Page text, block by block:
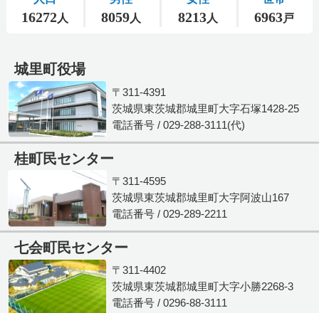
城里町役場
〒311-4391
茨城県東茨城郡城里町大字石塚1428-25
電話番号 / 029-288-3111(代)
桂町民センター
〒311-4595
茨城県東茨城郡城里町大字阿波山167
電話番号 / 029-289-2211
七会町民センター
〒311-4402
茨城県東茨城郡城里町大字小勝2268-3
電話番号 / 0296-88-3111